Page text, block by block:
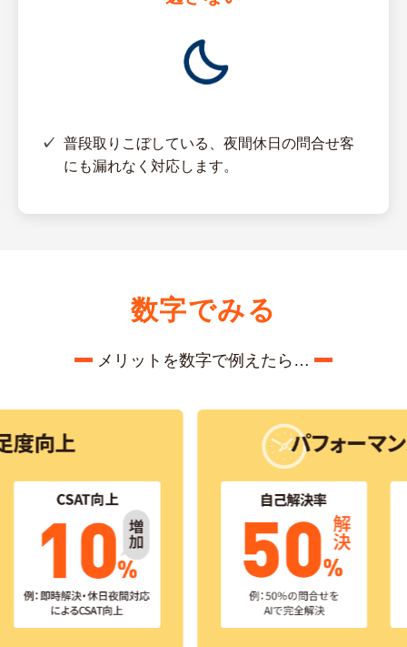
普段取りこぼしている、夜間休日の問合せ客
にも漏れなく対応します。
数字でみる
メリットを数字で例えたら…